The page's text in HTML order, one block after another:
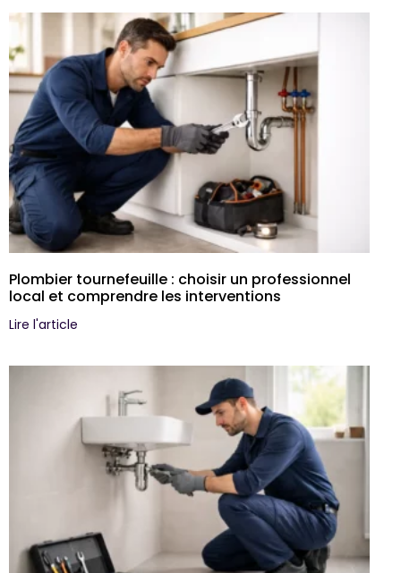
Plombier tournefeuille : choisir un professionnel
local et comprendre les interventions
Lire l'article